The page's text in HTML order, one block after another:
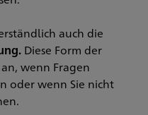
auch die
Diese Form der
wenn Fragen
oder wenn Sie nicht